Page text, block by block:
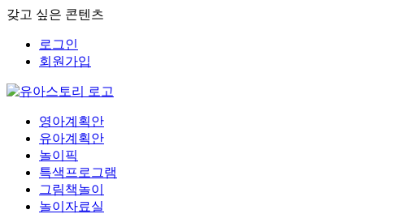
갖고 싶은 콘텐츠
로그인
회원가입
영아계획안
유아계획안
놀이픽
특색프로그램
그림책놀이
놀이자료실